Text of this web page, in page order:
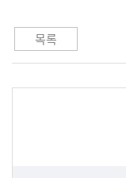
목록